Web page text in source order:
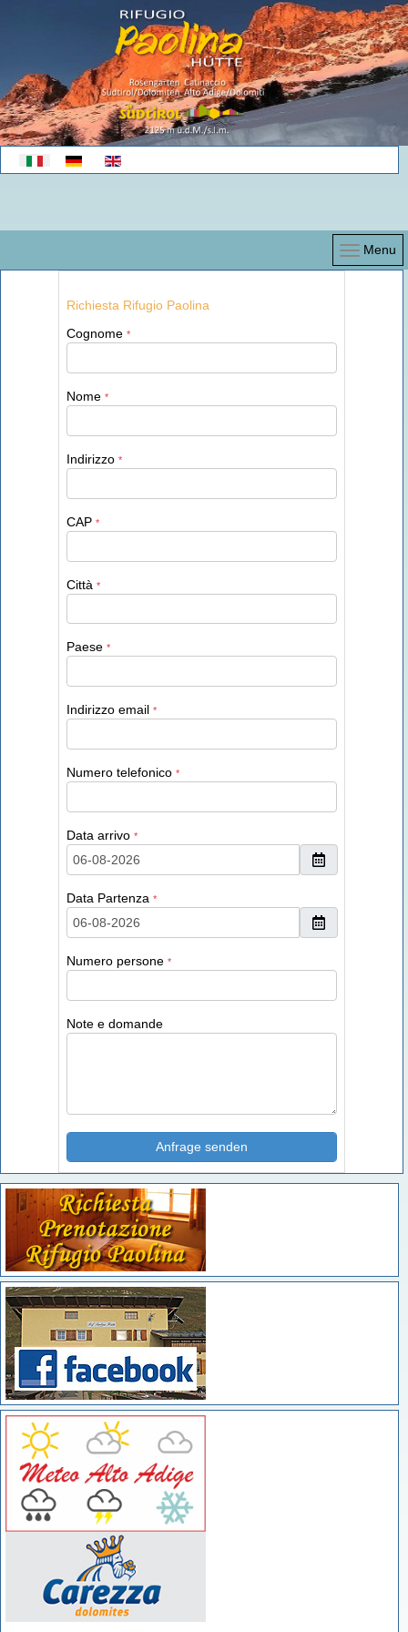
Seleziona la tua lingua
Menu
Richiesta Rifugio Paolina
Cognome *
Nome *
Indirizzo *
CAP *
Città *
Paese *
Indirizzo email *
Numero telefonico *
Data arrivo *
Data Partenza *
Numero persone *
Note e domande
Anfrage senden